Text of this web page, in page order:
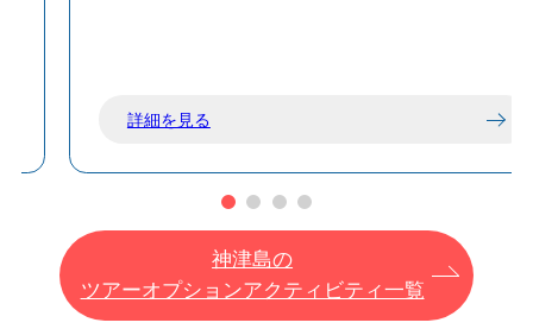
詳細を見る
神津島の
ツアーオプションアクティビティ一覧